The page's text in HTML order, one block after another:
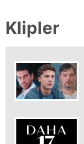
Klipler